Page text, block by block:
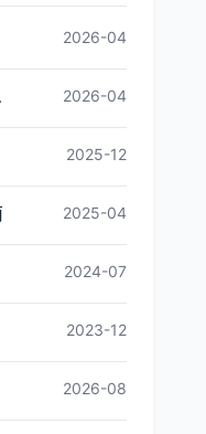
2026-04
详解 2026-04
2025-12
2025-04
2024-07
2023-12
2026-08